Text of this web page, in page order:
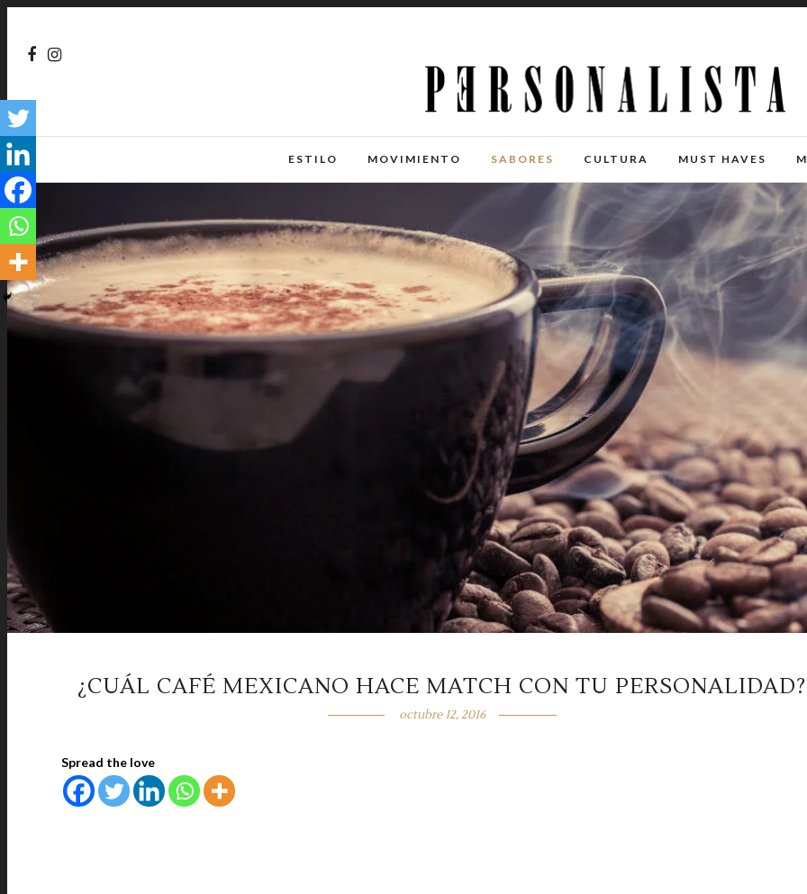
ESTILO MOVIMIENTO SABORES CULTURA MUST HAVES
¿CUÁL CAFÉ MEXICANO HACE MATCH CON TU PERSONALIDAD?
octubre 12, 2016
Spread the love